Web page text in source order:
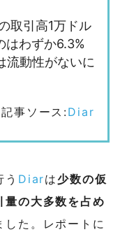
取引高1万ドル
はわずか6.3%
流動性がないに
記事ソース:Diar
Diarは 少数の仮
の大多数を占め
した。レポートに